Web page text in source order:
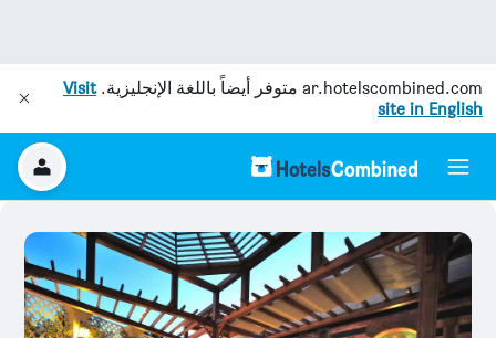
ar.hotelscombined.com متوفر أيضاً باللغة الإنجليزية.Visit
site in English